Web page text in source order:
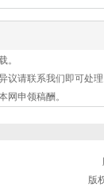
。
议请联系我们即可处理
网申领稿酬。
版